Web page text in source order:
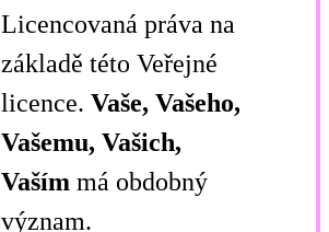
Licencovaná práva na
základě této Veřejné
licence. Vaše, Vašeho,
Vašemu, Vašich,
Vaším má obdobný
význam.